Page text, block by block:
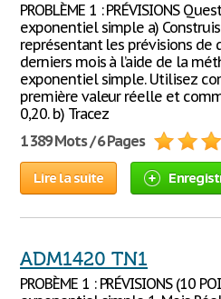
PROBLÈME 1 : PRÉVISIONS
exponentiel simple a)
représentant les prévisions de
derniers mois à l’aide de la
exponentiel simple. Utilisez
première valeur réelle et
0,20. b) Tracez
1 389 Mots / 6 Pages
Lire la suite
ADM1420 TN1
PROBÈME 1 : PRÉVISIONS (10